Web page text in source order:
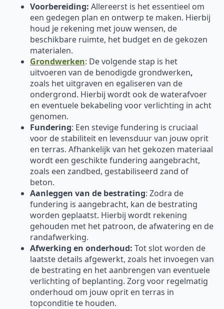
Voorbereiding: Allereerst is het essentieel om
een gedegen plan en ontwerp te maken. Hierbij
houd je rekening met jouw wensen, de
beschikbare ruimte, het budget en de gekozen
materialen.
Grondwerken: De volgende stap is het
uitvoeren van de benodigde grondwerken,
zoals het uitgraven en egaliseren van de
ondergrond. Hierbij wordt ook de waterafvoer
en eventuele bekabeling voor verlichting in acht
genomen.
Fundering: Een stevige fundering is cruciaal
voor de stabiliteit en levensduur van jouw oprit
en terras. Afhankelijk van het gekozen materiaal
wordt een geschikte fundering aangebracht,
zoals een zandbed, gestabiliseerd zand of
beton.
Aanleggen van de bestrating: Zodra de
fundering is aangebracht, kan de bestrating
worden geplaatst. Hierbij wordt rekening
gehouden met het patroon, de afwatering en de
randafwerking.
Afwerking en onderhoud: Tot slot worden de
laatste details afgewerkt, zoals het invoegen van
de bestrating en het aanbrengen van eventuele
verlichting of beplanting. Zorg voor regelmatig
onderhoud om jouw oprit en terras in
topconditie te houden.